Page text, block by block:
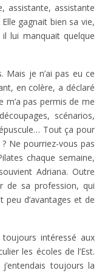
assistante, assistante
gagnait bien sa vie,
lui manquait quelque
Mais je n’ai pas eu ce
en colère, a déclaré
m’a pas permis de me
scénarios,
Tout ça pour
Ne pourriez-vous pas
chaque semaine,
Adriana. Outre
de sa profession, qui
d’avantages et de
intéressé aux
les écoles de l’Est.
toujours la